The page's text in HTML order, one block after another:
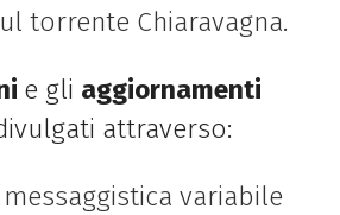
torrente Chiaravagna.
e gli aggiornamenti
attraverso:
variabile